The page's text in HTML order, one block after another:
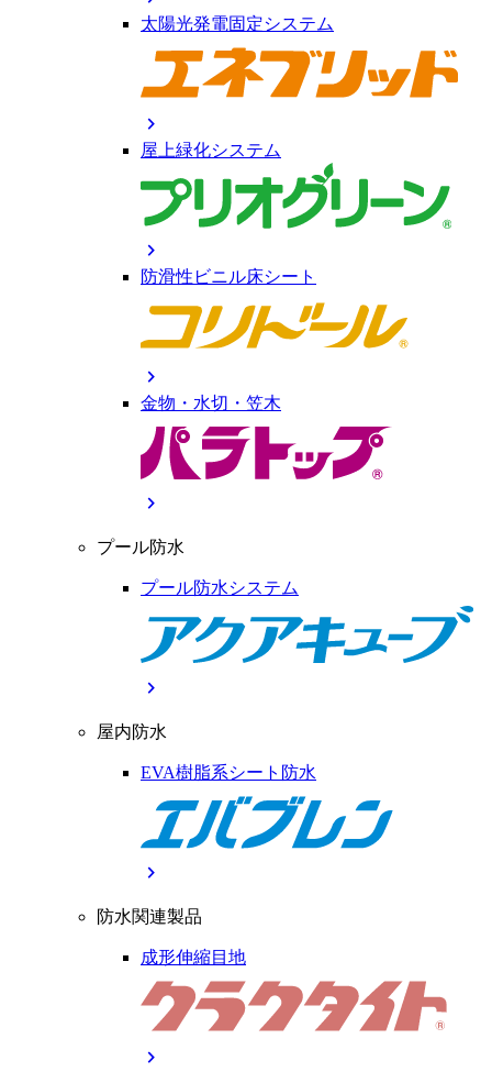
太陽光発電固定システム
chevron_right
屋上緑化システム
chevron_right
防滑性ビニル床シート
chevron_right
金物・水切・笠木
chevron_right
プール防水
プール防水システム
chevron_right
屋内防水
EVA樹脂系シート防水
chevron_right
防水関連製品
成形伸縮目地
chevron_right